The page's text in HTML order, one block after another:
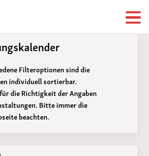
Filteroptionen sind die
individuell sortierbar.
die Richtigkeit der Angaben
Bitte immer die
beachten.